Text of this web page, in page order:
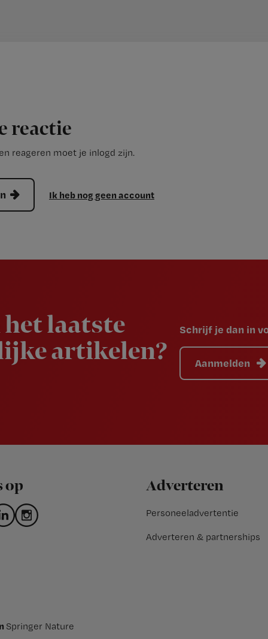
reactie
reageren moet je inlogd zijn.
Ik heb nog geen account
laatste
artikelen?
Schrijf je dan in
Aanmelden
op Adverteren
Personeeladvertentie
Adverteren & partnerships
Springer Nature